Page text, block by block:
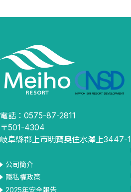
電話：0575-87-2811
〒501-4304
岐阜縣郡上市明寶奥住水澤上3447-1
公司簡介
隱私權政策
2025年安全報告